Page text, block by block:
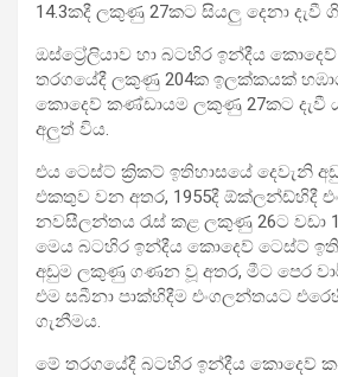
14.3කදී ලකුණු 27කට සියලු දෙනා දැවී
ඔස්ට්‍රේලියාව හා බටහිර ඉන්දීය
තරගයේදී ලකුණු 204ක ඉලක්කයක්
කොදෙව් කණ්ඩායම ලකුණු 27කට දැවී
අලුත් විය.
එය ටෙස්ට් ක්‍රිකට් ඉතිහාසයේ දෙවැනි
එකතුව වන අතර, 1955දී ඕක්ලන්ඩ්හිදී
නවසීලන්තය රැස් කළ ලකුණු 26ට වඩා
මෙය බටහිර ඉන්දීය කොදෙව් ටෙස්ට්
අඩුම ලකුණු ගණන වූ අතර, මීට පෙර
එම සබීනා පාක්හිදීම එංගලන්තයට
ගැනීමය.
මේ තරගයේදී බටහිර ඉන්දීය කොදෙව්